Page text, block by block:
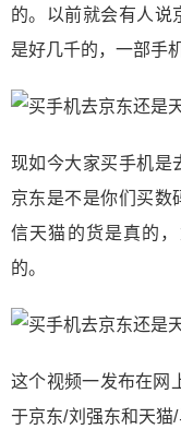
的。以前就会有人说
是好几千的，一部手
现如今大家买手机是
京东是不是你们买数
信天猫的货是真的
的。
这个视频一发布在网
于京东/刘强东和天猫